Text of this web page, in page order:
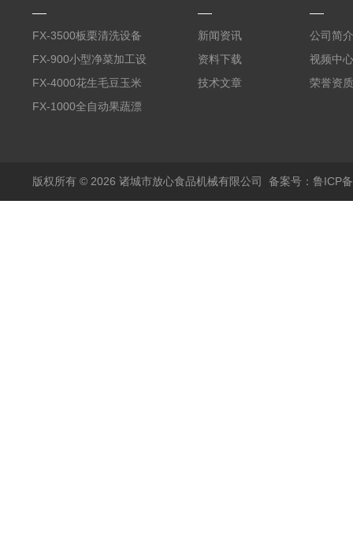
FX-3500板栗清洗设备
全自动气泡清洗机
FX-900小型净菜加工设
备野菜清洗机
FX-4000花生毛豆玉米
蒸煮漂烫机
FX-1000全自动果蔬漂
新闻资讯
资料下载
技术文章
公司简介
视频中心
荣誉资质
版权所有 © 2026 诸城市放心食品机械有限公司 备案号：鲁ICP